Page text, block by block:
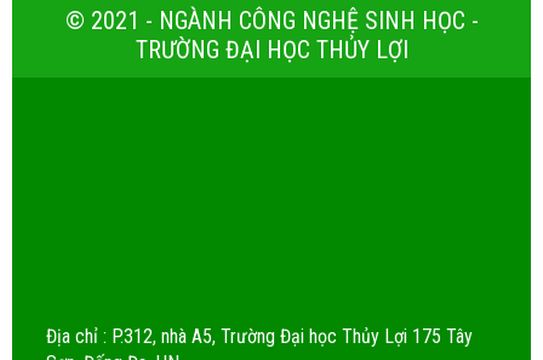
© 2021 - NGÀNH CÔNG NGHỆ SINH HỌC -
TRƯỜNG ĐẠI HỌC THỦY LỢI
Địa chỉ : P.312, nhà A5, Trường Đại học Thủy Lợi 175 Tây